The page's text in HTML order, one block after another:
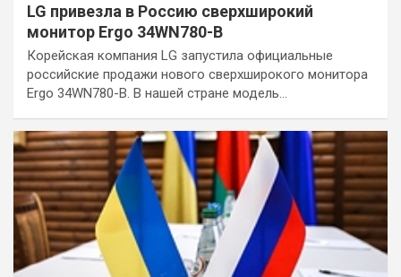
LG привезла в Россию сверхширокий
монитор Ergo 34WN780-B
Корейская компания LG запустила официальные
российские продажи нового сверхширокого монитора
Ergo 34WN780-B. В нашей стране модель…